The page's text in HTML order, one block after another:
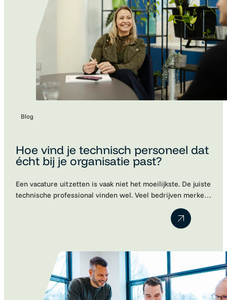
Blog
Hoe vind je technisch personeel dat
écht bij je organisatie past?
Een vacature uitzetten is vaak niet het moeilijkste. De juiste
technische professional vinden wel. Veel bedrijven merken
dat kandidaten schaars zijn, sollicitaties tegenvallen of dat
een nieuwe collega uiteindelijk toch niet blijkt te passen
binnen het team. Dat is begrijpelijk. Technische kennis is
Motivatie, ambities…